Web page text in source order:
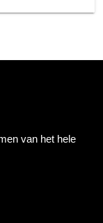
van het hele